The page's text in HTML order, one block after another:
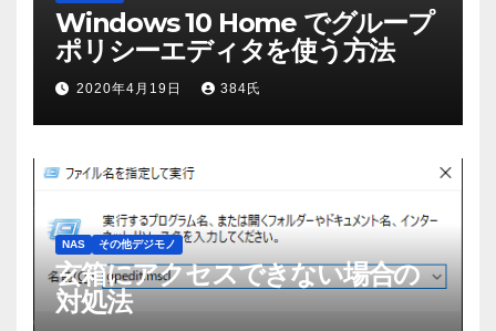
Windows 10 Home でグループ
ポリシーエディタを使う方法
2020年4月19日 384氏
NAS その他デジモノ
玄箱にアクセスできない場合の
対処法